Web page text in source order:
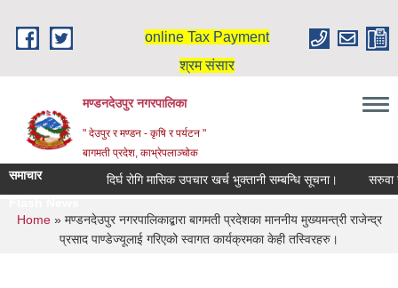
online Tax Payment
श्रम संसार
मण्डनदेउपुर नगरपालिका
" देउपुर र मण्डन - कृषि र पर्यटन "
बागमती प्रदेश, काभ्रेपलाञ्चोक
समाचार दिर्घ रोगि मासिक उपचार खर्च भुक्तानी सम्बन्धि सूचना।
सरुवा
You are here
Home» मण्डनदेउपुर नगरपालिकाद्बारा बागमती प्रदेशका माननीय मुख्‍यमन्त्री राजेन्द्र
प्रसाद पाण्डेज्यूलाई गरिएको स्वागत कार्यक्रमका केही तस्विरहरु।